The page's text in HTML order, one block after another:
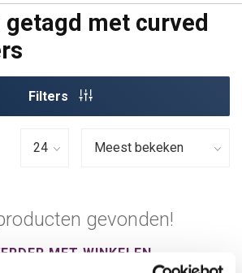
met curved
Filters
gevonden!
MET WINKELEN